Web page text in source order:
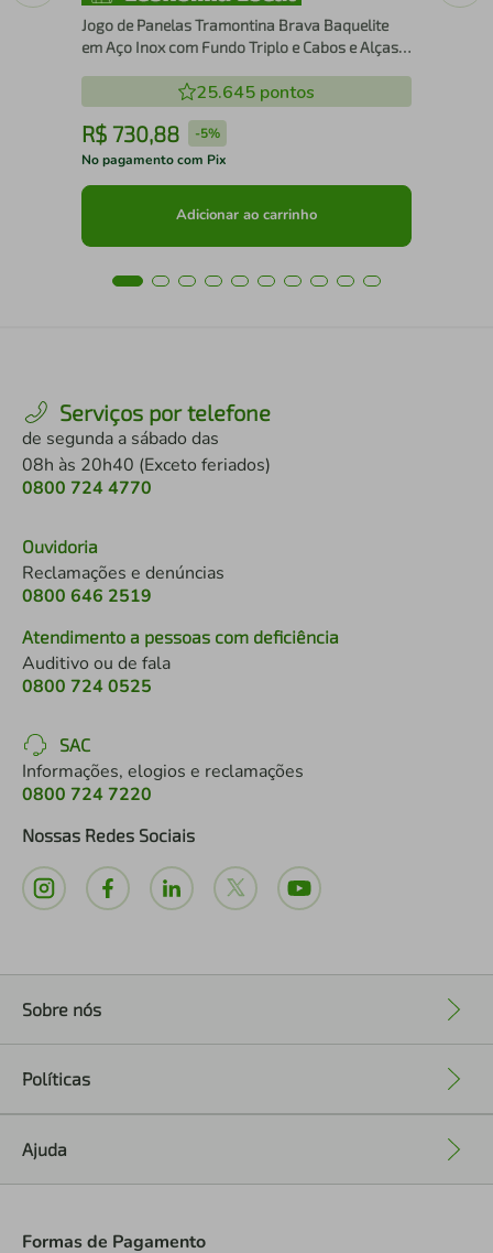
Jogo de Panelas Tramontina Brava Baquelite
em Aço Inox com Fundo Triplo e Cabos e Alças
25.645 pontos
R$ 730,88 -5%
No pagamento com Pix
Adicionar ao carrinho
Serviços por telefone
de segunda a sábado das
08h às 20h40 (Exceto feriados)
0800 724 4770
Ouvidoria
Reclamações e denúncias
0800 646 2519
Atendimento a pessoas com deficiência
Auditivo ou de fala
0800 724 0525
SAC
Informações, elogios e reclamações
0800 724 7220
Nossas Redes Sociais
Sobre nós
Políticas
Ajuda
Formas de Pagamento